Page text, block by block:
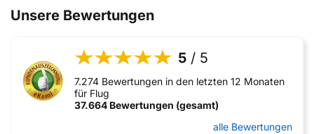
Unsere Bewertungen
5 / 5
7.274 Bewertungen in den letzten 12 Monaten
für Flug
37.664 Bewertungen (gesamt)
alle Bewertungen